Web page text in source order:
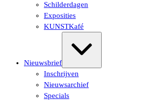
Schilderdagen
Exposities
KUNSTKafé
Nieuwsbrief
Inschrijven
Nieuwsarchief
Specials